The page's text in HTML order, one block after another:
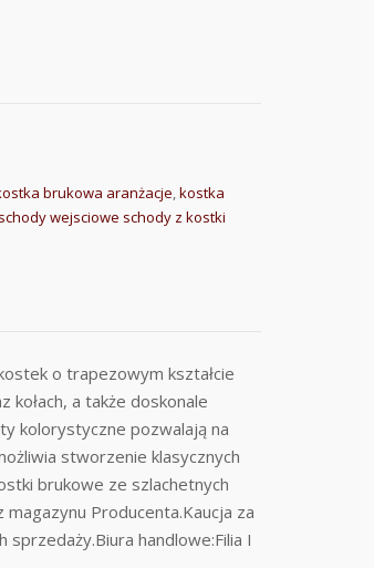
brukowa aranżacje,kostka
schody wejsciowe schody z kostki
o trapezowym kształcie
kołach, a także doskonale
kolorystyczne pozwalają na
stworzenie klasycznych
brukowe ze szlachetnych
Producenta.Kaucja za
handlowe:Filia I